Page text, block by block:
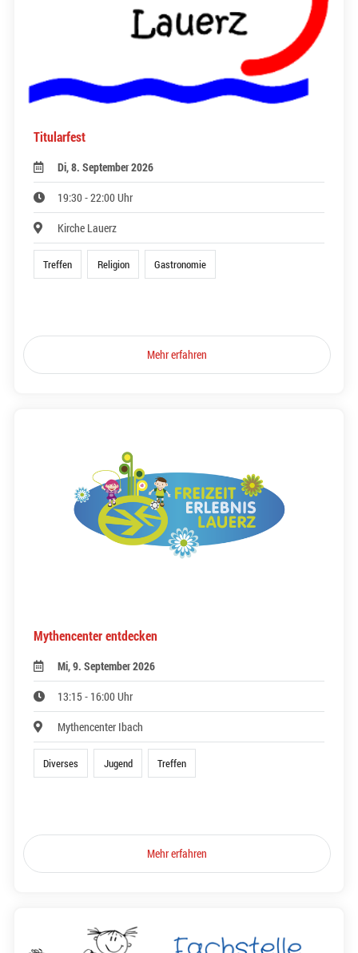
Titularfest
Di, 8. September 2026
19:30 - 22:00 Uhr
Kirche Lauerz
Treffen Religion Gastronomie
Mehr erfahren
Mythencenter entdecken
Mi, 9. September 2026
13:15 - 16:00 Uhr
Mythencenter Ibach
Diverses Jugend Treffen
Mehr erfahren